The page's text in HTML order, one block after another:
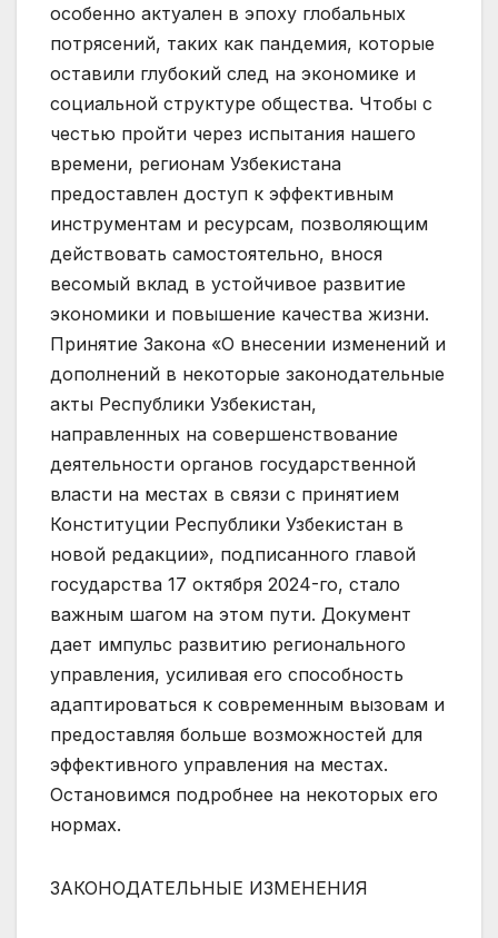
особенно актуален в эпоху глобальных
потрясений, таких как пандемия, которые
оставили глубокий след на экономике и
социальной структуре общества. Чтобы с
честью пройти через испытания нашего
времени, регионам Узбекистана
предоставлен доступ к эффективным
инструментам и ресурсам, позволяющим
действовать самостоятельно, внося
весомый вклад в устойчивое развитие
экономики и повышение качества жизни.
Принятие Закона «О внесении изменений и
дополнений в некоторые законодательные
акты Республики Узбекистан,
направленных на совершенствование
деятельности органов государственной
власти на местах в связи с принятием
Конституции Республики Узбекистан в
новой редакции», подписанного главой
государства 17 октября 2024-го, стало
важным шагом на этом пути. Документ
дает импульс развитию регионального
управления, усиливая его способность
адаптироваться к современным вызовам и
предоставляя больше возможностей для
эффективного управления на местах.
Остановимся подробнее на некоторых его
нормах.
ЗАКОНОДАТЕЛЬНЫЕ ИЗМЕНЕНИЯ